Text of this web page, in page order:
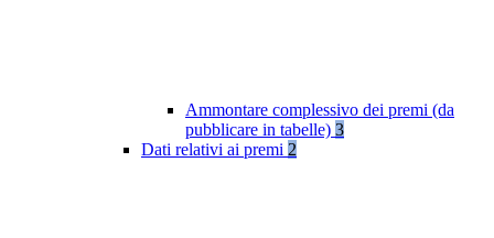
Ammontare complessivo dei premi (da
pubblicare in tabelle) 3
Dati relativi ai premi 2